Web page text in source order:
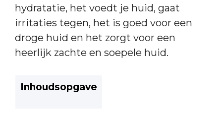
hydratatie, het voedt je huid, gaat
irritaties tegen, het is goed voor een
droge huid en het zorgt voor een
heerlijk zachte en soepele huid.
Inhoudsopgave